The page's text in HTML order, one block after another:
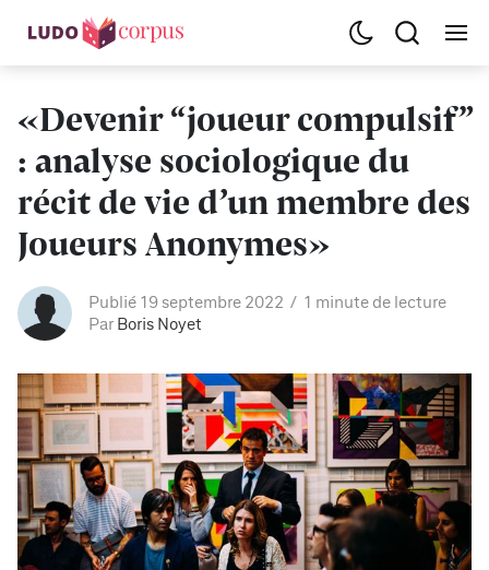
«Devenir “joueur compulsif”
: analyse sociologique du
récit de vie d’un membre des
Joueurs Anonymes»
Publié 19 septembre 2022
1 minute de lecture
Par Boris Noyet